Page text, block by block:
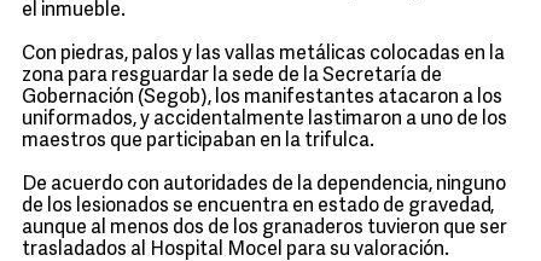
el inmueble.
Con piedras, palos y las vallas metálicas colocadas en la
zona para resguardar la sede de la Secretaría de
Gobernación (Segob), los manifestantes atacaron a los
uniformados, y accidentalmente lastimaron a uno de los
maestros que participaban en la trifulca.
De acuerdo con autoridades de la dependencia, ninguno
de los lesionados se encuentra en estado de gravedad,
aunque al menos dos de los granaderos tuvieron que ser
trasladados al Hospital Mocel para su valoración.